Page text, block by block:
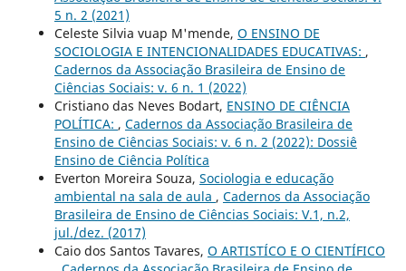
5 n. 2 (2021)
Celeste Silvia vuap M'mende, O ENSINO DE
SOCIOLOGIA E INTENCIONALIDADES EDUCATIVAS: ,
Cadernos da Associação Brasileira de Ensino de
Ciências Sociais: v. 6 n. 1 (2022)
Cristiano das Neves Bodart, ENSINO DE CIÊNCIA
POLÍTICA: , Cadernos da Associação Brasileira de
Ensino de Ciências Sociais: v. 6 n. 2 (2022): Dossiê
Ensino de Ciência Política
Everton Moreira Souza, Sociologia e educação
ambiental na sala de aula , Cadernos da Associação
Brasileira de Ensino de Ciências Sociais: V.1, n.2,
jul./dez. (2017)
Caio dos Santos Tavares, O ARTISTÍCO E O CIENTÍFICO